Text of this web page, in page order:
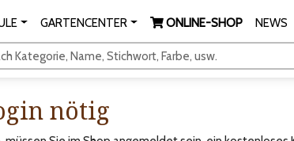
GARTENCENTER ONLINE-SHOP NEWS
Kategorie, Name, Stichwort, Farbe, usw.
nötig